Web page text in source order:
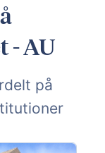
- AU
på